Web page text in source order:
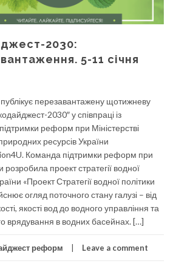
2030:
5-11 січня
публікує перезавантажену щотижневу
2030″ у співпраці із
реформ при Міністерстві
ресурсів України
Команда підтримки реформ при
проект стратегії водної
«Проект Стратегії водної політики
огляд поточного стану галузі – від
якості вод до водного управління та
врядування в водних басейнах. […]
реформ Leave a comment